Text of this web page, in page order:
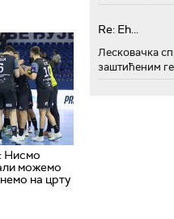
Нисмо
можемо
на црту
Re: Eh...
Лесковачка
заштићеним